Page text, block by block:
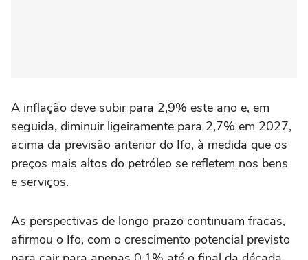
A inflação deve subir para 2,9% este ano e, em
⁠seguida, diminuir ligeiramente para 2,7% em 2027,
acima da previsão anterior do Ifo, à medida que os
preços mais altos do petróleo se refletem nos bens
e serviços.
As perspectivas de longo prazo continuam fracas,
afirmou o Ifo, com o crescimento potencial ‌previsto